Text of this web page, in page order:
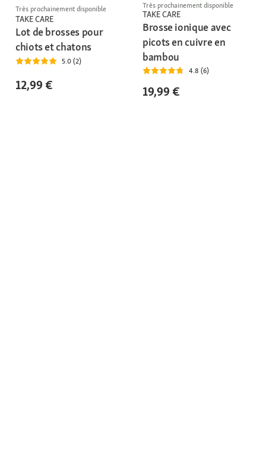
Très prochainement disponible
TAKE CARE
Lot de brosses pour
chiots et chatons
5.0 (2)
12,99 €
Très prochainement disponible
TAKE CARE
Brosse ionique avec
picots en cuivre en
bambou
4.8 (6)
19,99 €